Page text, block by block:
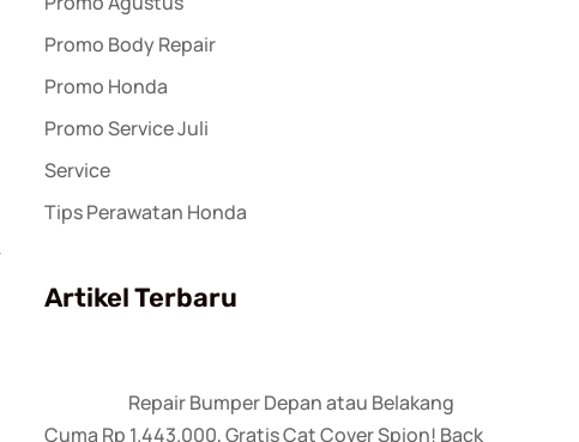
Promo Body Repair
Promo Honda
Promo Service Juli
Service
Tips Perawatan Honda
Artikel Terbaru
Repair Bumper Depan atau Belakang
Cuma Rp 1.443.000, Gratis Cat Cover Spion! Back